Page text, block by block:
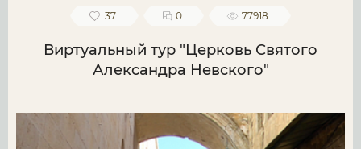
37 0 77918
Виртуальный тур "Церковь Святого
Александра Невского"